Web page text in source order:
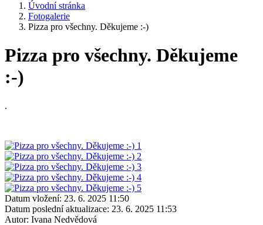
Úvodní stránka
Fotogalerie
Pizza pro všechny. Děkujeme :-)
Pizza pro všechny. Děkujeme
:-)
.
Datum vložení: 23. 6. 2025 11:50
Datum poslední aktualizace: 23. 6. 2025 11:53
Autor: Ivana Nedvědová